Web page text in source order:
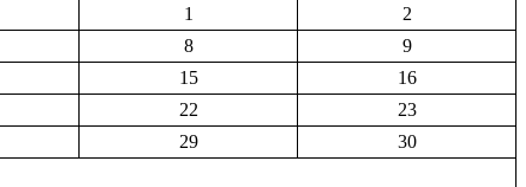
1
2
8
9
15
16
22
23
29
30